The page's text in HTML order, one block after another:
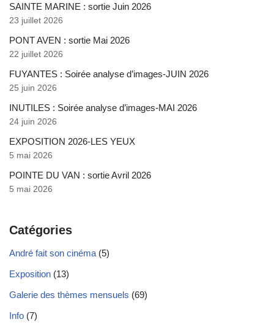
SAINTE MARINE : sortie Juin 2026
23 juillet 2026
PONT AVEN : sortie Mai 2026
22 juillet 2026
FUYANTES : Soirée analyse d’images-JUIN 2026
25 juin 2026
INUTILES : Soirée analyse d’images-MAI 2026
24 juin 2026
EXPOSITION 2026-LES YEUX
5 mai 2026
POINTE DU VAN : sortie Avril 2026
5 mai 2026
Catégories
André fait son cinéma (5)
Exposition (13)
Galerie des thèmes mensuels (69)
Info (7)